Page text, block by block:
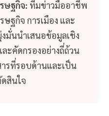
ษฐกิจ: ทีมข่าวมืออาชีพ
ฐกิจ การเมือง และ
มั่นนำเสนอข้อมูลเชิง
ะคัดกรองอย่างถี่ถ้วน
รที่รอบด้านและเป็น
สินใจ